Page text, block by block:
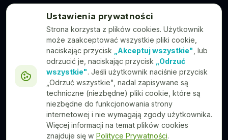
Ustawienia prywatności
Strona korzysta z plików cookies. Użytkownik
może zaakceptować wszystkie pliki cookie,
naciskając przycisk
„Akceptuj wszystkie" , lub
odrzucić je, naciskając przycisk
„Odrzuć
wszystkie". Jeśli użytkownik naciśnie przycisk
„Odrzuć wszystkie", nadal zapisywane są
techniczne (niezbędne) pliki cookie, które są
niezbędne do funkcjonowania strony
internetowej i nie wymagają zgody użytkownika.
Więcej informacji na temat plików cookies
znajduje się w Polityce Prywatności.